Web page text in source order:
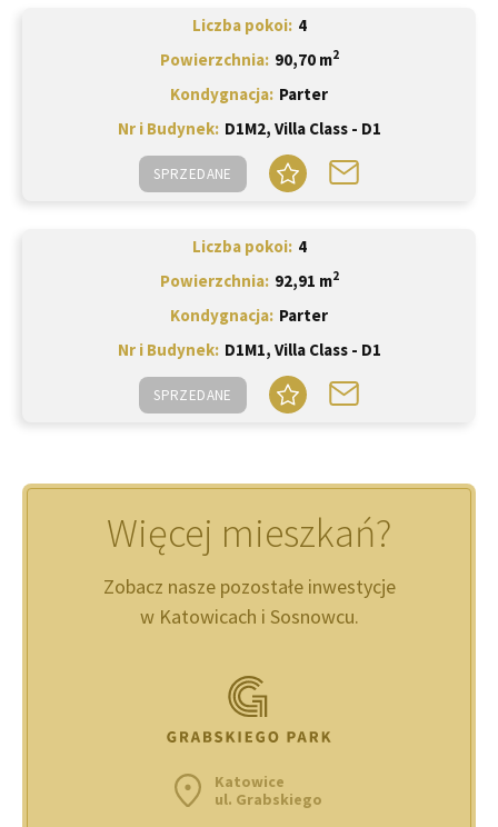
Liczba pokoi 4
Powierzchnia 90,70 m2
Kondygnacja Parter
Nr i Budynek D1M2, Villa Class - D1
SPRZEDANE
Liczba pokoi 4
Powierzchnia 92,91 m2
Kondygnacja Parter
Nr i Budynek D1M1, Villa Class - D1
SPRZEDANE
Więcej mieszkań?
Zobacz nasze pozostałe inwestycje
w Katowicach i Sosnowcu.
Katowice
ul. Grabskiego